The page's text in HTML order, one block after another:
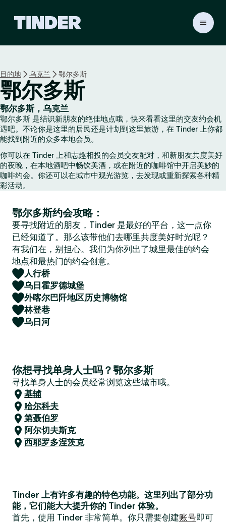
r
首
目的地 乌克兰 鄂尔多斯
鄂尔多斯
鄂尔多斯，乌克兰
鄂尔多斯 是结识新朋友的绝佳地点哦，快来看看这里的交友约会机
遇吧。不论你是这里的居民还是计划到这里旅游，在 Tinder 上你都
能找到附近的众多本地会员。
你可以在 Tinder 上和志趣相投的会员交友配对，和新朋友共度美好
的夜晚，在本地酒吧中畅饮美酒，或在附近的咖啡馆中开启美妙的
咖啡约会。你还可以在城市中观光游览，去发现或重新探索各种精
彩活动。
鄂尔多斯约会攻略：
要寻找附近的朋友，Tinder 是最好的平台，这一点你
已经知道了。那么该带他们去哪里共度美好时光呢？
有我们在，别担心。我们为你列出了城里最佳的约会
地点和最热门的约会创意。
人行桥
乌日霍罗德城堡
外喀尔巴阡地区历史博物馆
林登巷
乌日河
你想寻找单身人士吗？鄂尔多斯
寻找单身人士的会员经常浏览这些城市哦。
基辅
哈尔科夫
第聂伯罗
阿尔切夫斯克
西耶罗多涅茨克
Tinder 上有许多有趣的特色功能。这里列出了部分功
能，它们能大大提升你的 Tinder 体验。
首先，使用 Tinder 非常简单。你只需要创建账号即可